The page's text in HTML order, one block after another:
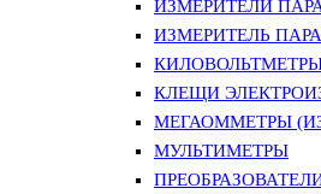
ИЗМЕРИТЕЛИ
ИЗМЕРИТЕЛЬ
КЛЕЩИ
МЕГАОММЕТРЫ
МУЛЬТИМЕТРЫ